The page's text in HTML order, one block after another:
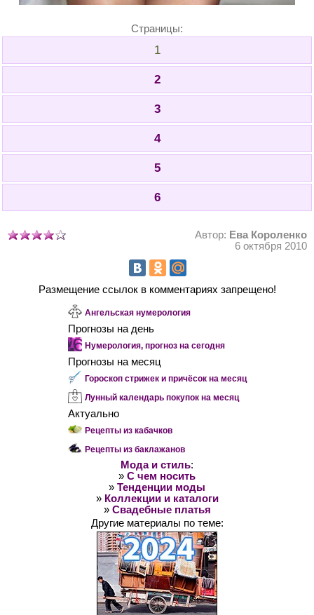
Страницы:
1
2
3
4
5
6
Автор: Ева Короленко
6 октября 2010
Размещение ссылок в комментариях запрещено!
Ангельская нумерология
Прогнозы на день
Нумерология, прогноз на сегодня
Прогнозы на месяц
Гороскоп стрижек и причёсок на месяц
Лунный календарь покупок на месяц
Актуально
Рецепты из кабачков
Рецепты из баклажанов
Мода и стиль:
» С чем носить
» Тенденции моды
» Коллекции и каталоги
» Свадебные платья
Другие материалы по теме: